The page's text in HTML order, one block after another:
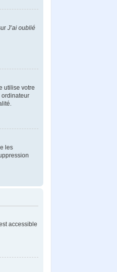
J’ai oublié
utilise votre
ordinateur
les
accessible